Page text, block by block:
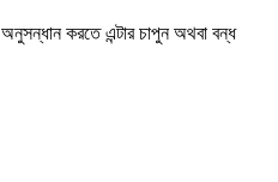
অনুসন্ধান করতে এন্টার চাপুন অথবা বন্ধ